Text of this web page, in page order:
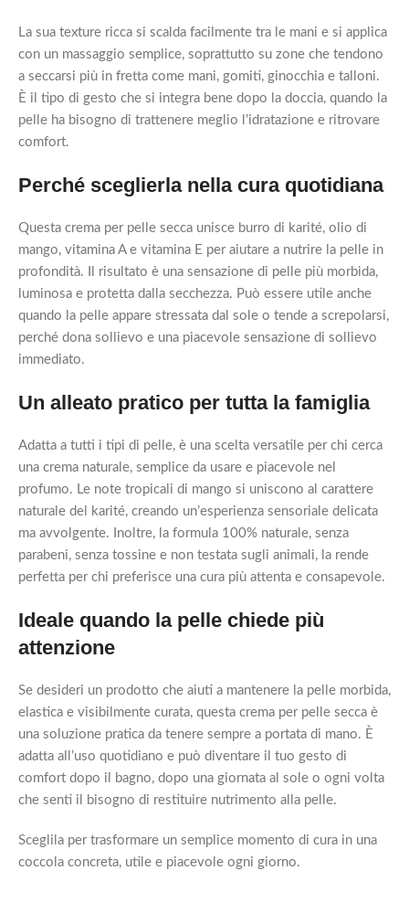
La sua texture ricca si scalda facilmente tra le mani e si applica
con un massaggio semplice, soprattutto su zone che tendono
a seccarsi più in fretta come mani, gomiti, ginocchia e talloni.
È il tipo di gesto che si integra bene dopo la doccia, quando la
pelle ha bisogno di trattenere meglio l’idratazione e ritrovare
comfort.
Perché sceglierla nella cura quotidiana
Questa crema per pelle secca unisce burro di karité, olio di
mango, vitamina A e vitamina E per aiutare a nutrire la pelle in
profondità. Il risultato è una sensazione di pelle più morbida,
luminosa e protetta dalla secchezza. Può essere utile anche
quando la pelle appare stressata dal sole o tende a screpolarsi,
perché dona sollievo e una piacevole sensazione di sollievo
immediato.
Un alleato pratico per tutta la famiglia
Adatta a tutti i tipi di pelle, è una scelta versatile per chi cerca
una crema naturale, semplice da usare e piacevole nel
profumo. Le note tropicali di mango si uniscono al carattere
naturale del karité, creando un’esperienza sensoriale delicata
ma avvolgente. Inoltre, la formula 100% naturale, senza
parabeni, senza tossine e non testata sugli animali, la rende
perfetta per chi preferisce una cura più attenta e consapevole.
Ideale quando la pelle chiede più
attenzione
Se desideri un prodotto che aiuti a mantenere la pelle morbida,
elastica e visibilmente curata, questa crema per pelle secca è
una soluzione pratica da tenere sempre a portata di mano. È
adatta all’uso quotidiano e può diventare il tuo gesto di
comfort dopo il bagno, dopo una giornata al sole o ogni volta
che senti il bisogno di restituire nutrimento alla pelle.
Sceglila per trasformare un semplice momento di cura in una
coccola concreta, utile e piacevole ogni giorno.